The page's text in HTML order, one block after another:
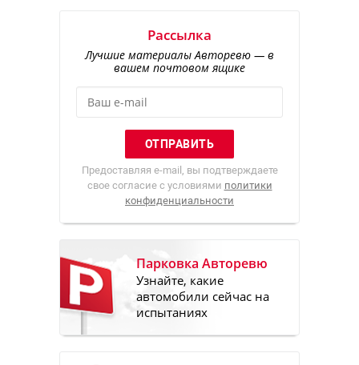
Рассылка
Лучшие материалы Авторевю — в
вашем почтовом ящике
Предоставляя e-mail, вы подтверждаете
свое согласие с условиями политики
конфиденциальности
Парковка Авторевю
Узнайте, какие
автомобили сейчас на
испытаниях